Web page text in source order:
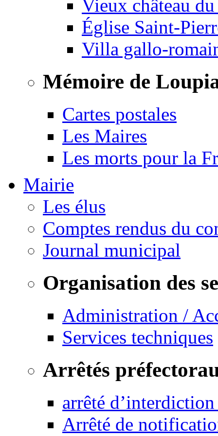
Vieux château
Église Saint-
Villa gallo-
Mémoire de
Cartes postales
Les Maires
Les morts pour la
Mairie
Les élus
Comptes rendus du
Journal municipal
Organisation des
Administration /
Services techniques
Arrêtés
arrêté
Arrêté de